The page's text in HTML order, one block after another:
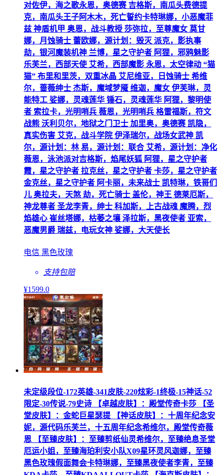
对佐伊，海之歌永恩，奥德赛 吉格斯，南瓜头费德提
克，南瓜头王子阿木木，死亡誓约卡特琳娜，小恶魔菲
兹 神盾机甲 奥恩，战斗教授 莎弥拉，至尊魔女 莫甘
娜，月蚀骑士 蕾欧娜，源计划：毁灭 派克，影执事
劫，银河魔装机神 兰博，星之守护者 阿狸，邪鸦魅影
乐芙兰，西部天使 艾希，西部魔影 永恩，太空律动 “猫
猫” 布里和里茨，双重冰晶 艾尼维亚，日蚀骑士 希维
尔，蔷薇绅士 杰斯，魔域梦魇 维迦，魔女 伊芙琳，灵
能特工 娑娜，灵魂莲华 锤石，灵魂莲华 阿狸，黎明使
者 索拉卡，光明哨兵 薇恩，光明哨兵 格雷福斯，符文
战熊 沃利贝尔，地狱之门卫士 加里奥，奥德赛 凯隐，
真实伤害 艾克，战斗学院 伊泽瑞尔，战场女武神 凯
尔，源计划：林 易，源计划：联合 艾希，源计划：净化
薇恩，泳池派对吉格斯，焰尾妖狐 阿狸，星之守护者
霞，星之守护者 拉克丝，星之守护者 卡莎，星之守护者
金克丝，星之守护者 阿卡丽，未来战士 凯特琳，铁哥们
儿 奥拉夫，天煞 劫，死亡骑士 盖伦，神王 德莱厄斯，
神龙尊者 圣龙李青，绅士 科加斯，上古战魂 魔腾，烈
焰雄心 崔丝塔娜，枯萎之壤 泽拉斯，黑夜使者 亚索，
恶魔男爵 瑞兹，电玩女神 娑娜，大天使长
电信 黑色玫瑰
支持包赔
¥1599.0
未定级段位-172英雄-341皮肤-220炫彩-1终极-15神话-52
限定-30传说-79史诗 【卓越皮肤】：殿堂传奇卡莎 【圣
堂皮肤】：金蛇巨星瑟提 【神话皮肤】：十周年纪念安
妮，源代码乐芙兰，十五周年纪念希维尔，殿堂传奇薇
恩 【至臻皮肤】：至臻剪纸仙灵希维尔，至臻绝息圣堂
厄运小姐，至臻海珀利安小队X09星环灵风迦娜，至臻
黑色玫瑰假面舞会卡特琳娜，至臻黑夜使者李青，至臻